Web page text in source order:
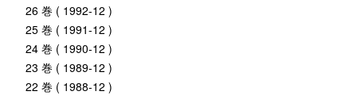
26 巻 ( 1992-12 )
25 巻 ( 1991-12 )
24 巻 ( 1990-12 )
23 巻 ( 1989-12 )
22 巻 ( 1988-12 )